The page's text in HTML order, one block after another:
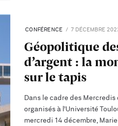
CONFÉRENCE 7 DÉCEMBRE
Géopolitique
d’argent : la
sur le tapis
Dans le cadre des Mercredis
organisés à l’Université
mercredi 14 décembre,